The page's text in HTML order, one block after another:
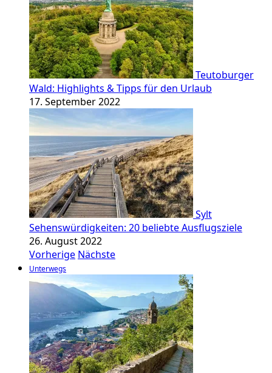
Teutoburger
Wald: Highlights & Tipps für den Urlaub
17. September 2022
Sylt
Sehenswürdigkeiten: 20 beliebte Ausflugsziele
26. August 2022
Vorherige Nächste
Unterwegs